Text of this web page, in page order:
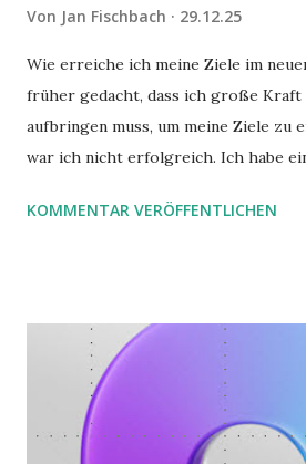
Von Jan Fischbach 29.12.25
Wie erreiche ich meine Ziele im
früher gedacht, dass ich große Kraft
aufbringen muss, um meine Ziele zu
war ich nicht erfolgreich. Ich habe
möchte. Darin habe ich zwei gute
KOMMENTAR VERÖFFENTLICHEN